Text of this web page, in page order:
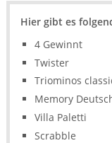
Hier gibt es
4 Gewinnt
Twister
Triominos
Memory
Villa Paletti
Scrabble